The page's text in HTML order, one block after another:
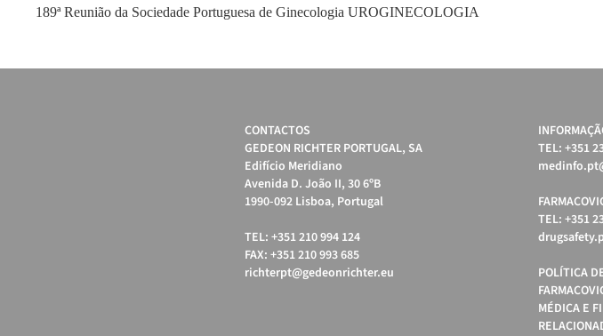
189ª Reunião da Sociedade Portuguesa de Ginecologia UROGINECOLOGIA
CONTACTOS
GEDEON RICHTER PORTUGAL, SA
Edifício Meridiano
Avenida D. João II, 30 6ºB
1990-092 Lisboa, Portugal
TEL: +351 210 994 124
FAX: +351 210 993 685
richterpt@gedeonrichter.eu
TEL: +351
TEL: +351
POLÍTICA
MÉDICA E